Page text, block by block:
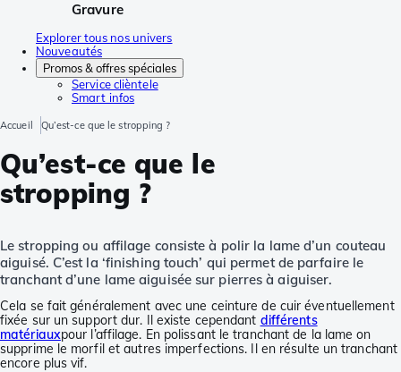
Gravure
Explorer tous nos univers
Nouveautés
Promos & offres spéciales
Service clièntele
Smart infos
Accueil Qu’est-ce que le stropping ?
Qu’est-ce que le
stropping ?
Le stropping ou affilage consiste à polir la lame d’un couteau
aiguisé. C’est la ‘finishing touch’ qui permet de parfaire le
tranchant d’une lame aiguisée sur pierres à aiguiser.
Cela se fait généralement avec une ceinture de cuir éventuellement
fixée sur un support dur. Il existe cependant différents
matériauxpour l’affilage. En polissant le tranchant de la lame on
supprime le morfil et autres imperfections. Il en résulte un tranchant
encore plus vif.